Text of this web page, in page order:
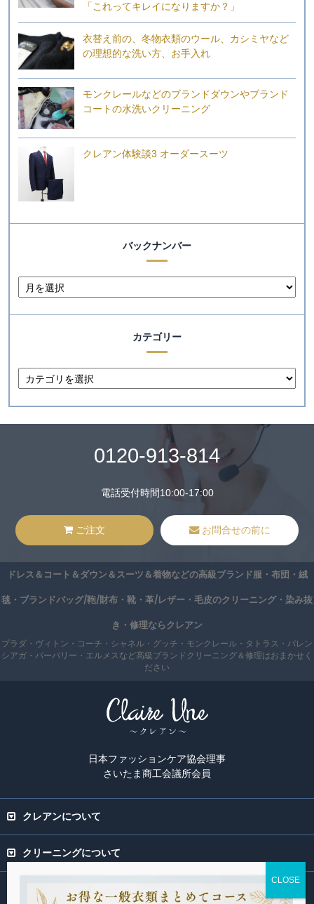
「これってキレイになりますか？」
衣替え前の、冬物衣類のウール、カシミヤなど
の理想的な洗い方、お手入れ
モンクレールなどのブランドダウンやブランド
コートの水洗いクリーニング
クレアン体験談3 オーダースーツ
バックナンバー
カテゴリー
0120-913-814
電話受付時間10:00-17:00
ご注文 お問合せの前に
ドレス＆コート＆ダウン＆スーツ＆着物などの高級ブランド服・布団・絨
毯・ブランドバッグ/鞄/財布・靴・革/レザー・毛皮のクリーニング・染み抜
き・修理ならクレアン
プラダ・ヴィトン・コーチ・シャネル・グッチ・モンクレール・タトラス・バレン
シアガ・バーバリー・エルメスなど高級ブランドクリーニング＆修理はおまかせく
ださい
日本ファッションケア協会理事
さいたま商工会議所会員
クレアンについて
クリーニングについて
専門ページ